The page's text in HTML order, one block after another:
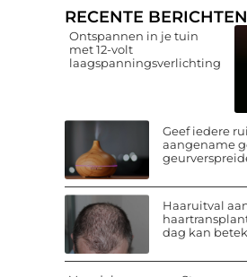
RECENTE BERICHTEN
Ontspannen in je tuin
met 12-volt
laagspanningsverlichting
Geef iedere
aangename
Haaruitval
dag kan